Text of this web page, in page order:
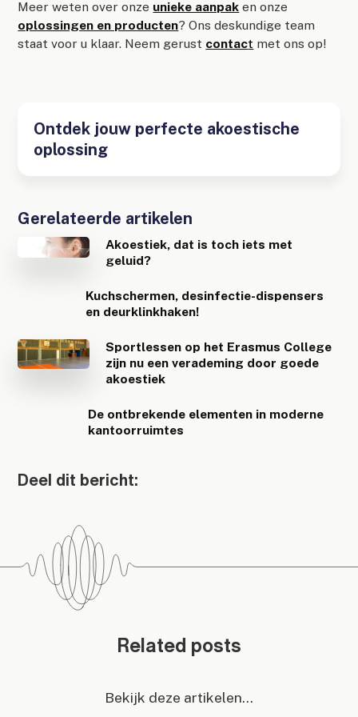
Meer weten over onze unieke aanpak en onze
oplossingen en producten? Ons deskundige team
staat voor u klaar. Neem gerust contact met ons op!
Ontdek jouw perfecte akoestische
oplossing
Gerelateerde artikelen
Akoestiek, dat is toch iets met
geluid?
Kuchschermen, desinfectie-dispensers
en deurklinkhaken!
Sportlessen op het Erasmus College
zijn nu een verademing door goede
akoestiek
De ontbrekende elementen in moderne
kantoorruimtes
Deel dit bericht:
Related posts
Bekijk deze artikelen...